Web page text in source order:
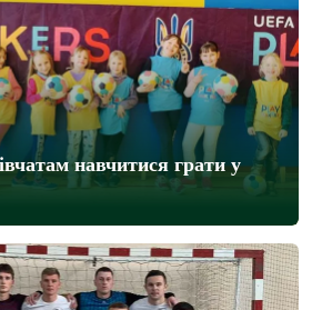
навчитися грати у